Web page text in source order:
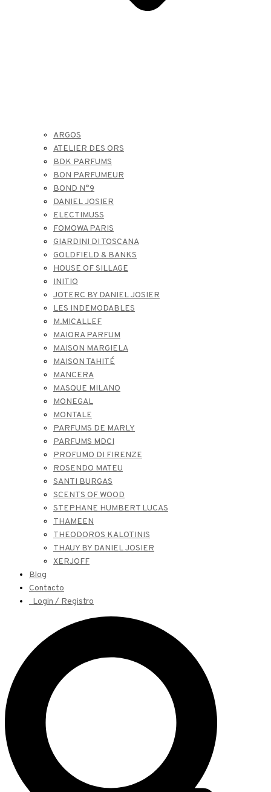
ARGOS
ATELIER DES ORS
BDK PARFUMS
BON PARFUMEUR
BOND N°9
DANIEL JOSIER
ELECTIMUSS
FOMOWA PARIS
GIARDINI DI TOSCANA
GOLDFIELD & BANKS
HOUSE OF SILLAGE
INITIO
JOTERC BY DANIEL JOSIER
LES INDEMODABLES
M.MICALLEF
MAIORA PARFUM
MAISON MARGIELA
MAISON TAHITÉ
MANCERA
MASQUE MILANO
MONEGAL
MONTALE
PARFUMS DE MARLY
PARFUMS MDCI
PROFUMO DI FIRENZE
ROSENDO MATEU
SANTI BURGAS
SCENTS OF WOOD
STEPHANE HUMBERT LUCAS
THAMEEN
THEODOROS KALOTINIS
THAUY BY DANIEL JOSIER
XERJOFF
Blog
Contacto
Login / Registro